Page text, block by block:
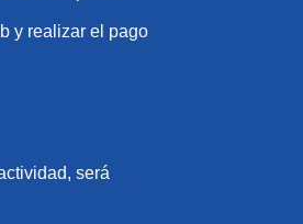
y realizar el pago
será